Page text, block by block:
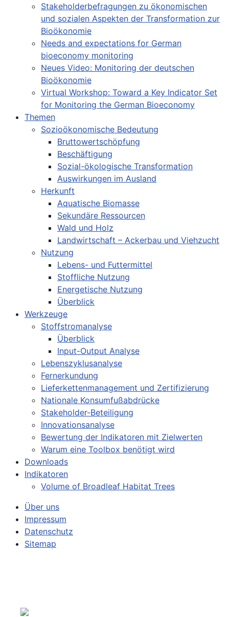
Stakeholderbefragungen zu ökonomischen
und sozialen Aspekten der Transformation zur
Bioökonomie
Needs and expectations for German
bioeconomy monitoring
Neues Video: Monitoring der deutschen
Bioökonomie
Virtual Workshop: Toward a Key Indicator Set
for Monitoring the German Bioeconomy
Themen
Sozioökonomische Bedeutung
Bruttowertschöpfung
Beschäftigung
Sozial-ökologische Transformation
Auswirkungen im Ausland
Herkunft
Aquatische Biomasse
Sekundäre Ressourcen
Wald und Holz
Landwirtschaft – Ackerbau und Viehzucht
Nutzung
Lebens- und Futtermittel
Stoffliche Nutzung
Energetische Nutzung
Überblick
Werkzeuge
Stoffstromanalyse
Überblick
Input-Output Analyse
Lebenszyklusanalyse
Fernerkundung
Lieferkettenmanagement und Zertifizierung
Nationale Konsumfußabdrücke
Stakeholder-Beteiligung
Innovationsanalyse
Bewertung der Indikatoren mit Zielwerten
Warum eine Toolbox benötigt wird
Downloads
Indikatoren
Volume of Broadleaf Habitat Trees
Über uns
Impressum
Datenschutz
Sitemap
Sprache auswählen